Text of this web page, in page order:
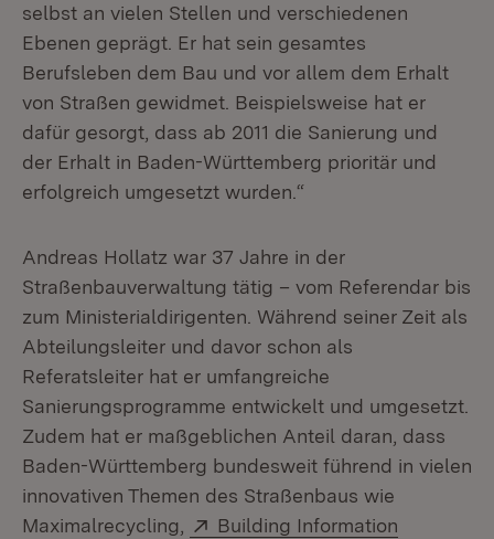
selbst an vielen Stellen und verschiedenen
Ebenen geprägt. Er hat sein gesamtes
Berufsleben dem Bau und vor allem dem Erhalt
von Straßen gewidmet. Beispielsweise hat er
dafür gesorgt, dass ab 2011 die Sanierung und
der Erhalt in Baden-Württemberg prioritär und
erfolgreich umgesetzt wurden.“
Andreas Hollatz war 37 Jahre in der
Straßenbauverwaltung tätig – vom Referendar bis
zum Ministerialdirigenten. Während seiner Zeit als
Abteilungsleiter und davor schon als
Referatsleiter hat er umfangreiche
Sanierungsprogramme entwickelt und umgesetzt.
Zudem hat er maßgeblichen Anteil daran, dass
Baden-Württemberg bundesweit führend in vielen
innovativen Themen des Straßenbaus wie
Maximalrecycling,
Extern:
Building Information